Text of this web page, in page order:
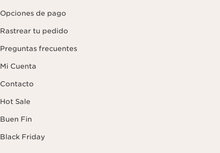
Opciones de pago
Rastrear tu pedido
Preguntas frecuentes
Mi Cuenta
Contacto
Hot Sale
Buen Fin
Black Friday